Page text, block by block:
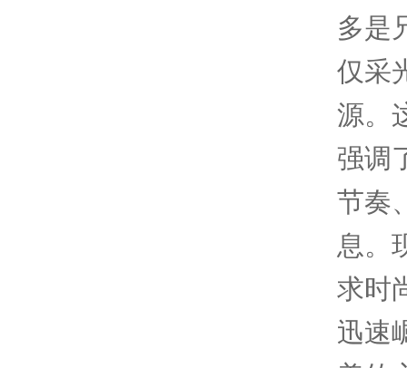
多是
仅采
源。
强调
节奏
息。
求时
迅速